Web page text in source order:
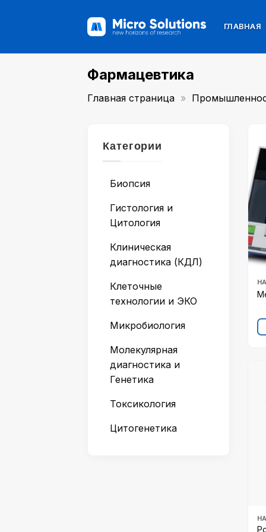
ГЛАВНАЯ
Фармацевтика
Главная страница »
Категории
Биопсия
Гистология и
Цитология
Клиническая
диагностика (КДЛ)
Клеточные
технологии и ЭКО
Микробиология
Молекулярная
диагностика и
Генетика
Токсикология
Цитогенетика